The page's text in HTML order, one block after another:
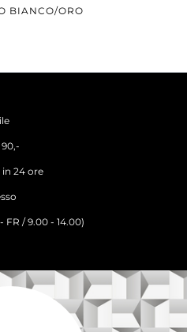
BIANCO/ORO
24 ore
FR / 9.00 - 14.00)